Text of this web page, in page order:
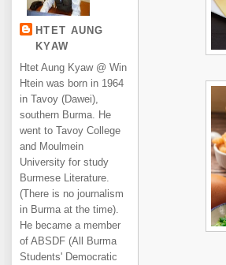
HTET AUNG
KYAW
Htet Aung Kyaw @ Win
Htein was born in 1964
in Tavoy (Dawei),
southern Burma. He
went to Tavoy College
and Moulmein
University for study
Burmese Literature.
(There is no journalism
in Burma at the time).
He became a member
of ABSDF (All Burma
Students' Democratic